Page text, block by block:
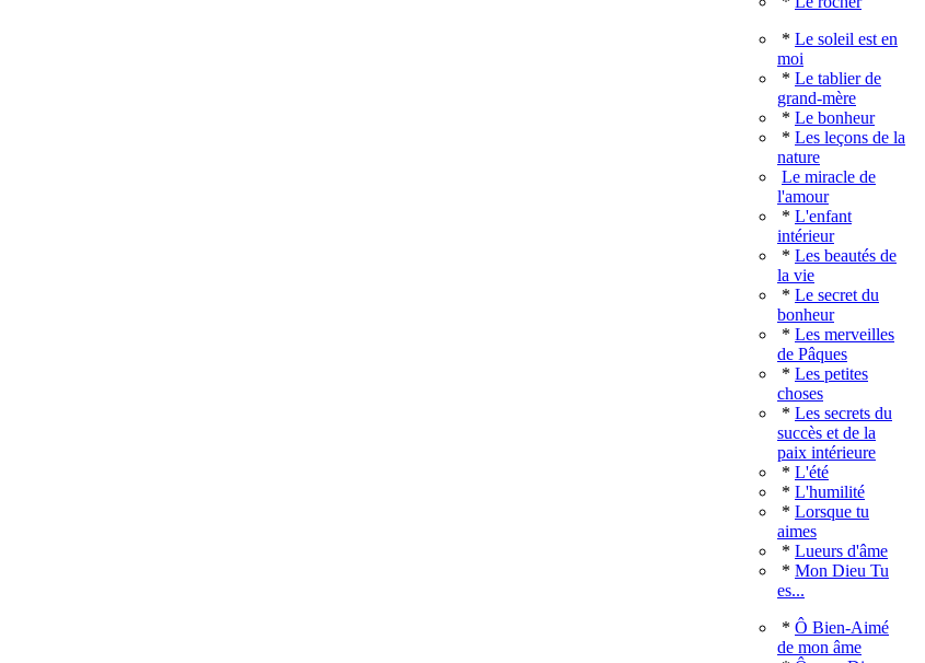
* Le soleil est en
moi
* Le tablier de
grand-mère
* Le bonheur
* Les leçons de la
nature
Le miracle de
l'amour
* L'enfant
intérieur
* Les beautés de
la vie
* Le secret du
bonheur
* Les merveilles
de Pâques
* Les petites
choses
* Les secrets du
succès et de la
paix intérieure
* L'été
* L'humilité
* Lorsque tu
aimes
* Lueurs d'âme
* Mon Dieu Tu
es...
* Ô Bien-Aimé
de mon âme